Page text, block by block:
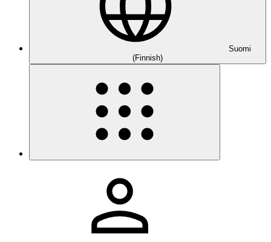
Suomi
(Finnish)